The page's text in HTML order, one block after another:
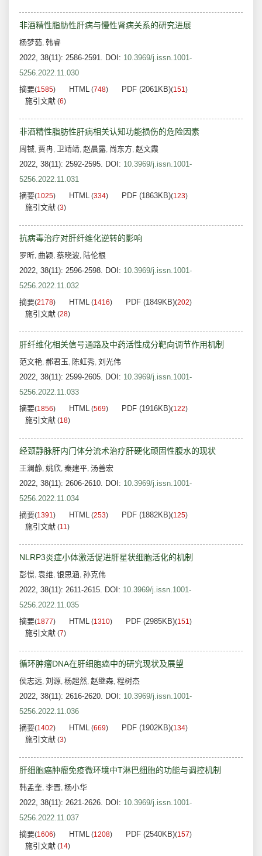
非酒精性脂肪性肝病与慢性肾病关系的研究进展
杨梦茹, 韩睿
2022, 38(11): 2586-2591. DOI: 10.3969/j.issn.1001-
5256.2022.11.030
摘要(1585) HTML (748) PDF (2061KB)(151)
施引文献 (6)
非酒精性脂肪性肝病相关认知功能损伤的危险因素
周铖, 贾冉, 卫靖靖, 赵晨露, 尚东方, 赵文霞
2022, 38(11): 2592-2595. DOI: 10.3969/j.issn.1001-
5256.2022.11.031
摘要(1025) HTML (334) PDF (1863KB)(123)
施引文献 (3)
抗病毒治疗对肝纤维化逆转的影响
罗昕, 曲颖, 蔡晓波, 陆伦根
2022, 38(11): 2596-2598. DOI: 10.3969/j.issn.1001-
5256.2022.11.032
摘要(2178) HTML (1416) PDF (1849KB)(202)
施引文献 (28)
肝纤维化相关信号通路及中药活性成分靶向调节作用机制
范文艳, 郝君玉, 陈虹秀, 刘光伟
2022, 38(11): 2599-2605. DOI: 10.3969/j.issn.1001-
5256.2022.11.033
摘要(1856) HTML (569) PDF (1916KB)(122)
施引文献 (18)
经颈静脉肝内门体分流术治疗肝硬化顽固性腹水的现状
王澜静, 姚欣, 秦建平, 汤善宏
2022, 38(11): 2606-2610. DOI: 10.3969/j.issn.1001-
5256.2022.11.034
摘要(1391) HTML (253) PDF (1882KB)(125)
施引文献 (11)
NLRP3炎症小体激活促进肝星状细胞活化的机制
彭憬, 袁维, 银思涵, 孙克伟
2022, 38(11): 2611-2615. DOI: 10.3969/j.issn.1001-
5256.2022.11.035
摘要(1877) HTML (1310) PDF (2985KB)(151)
施引文献 (7)
循环肿瘤DNA在肝细胞癌中的研究现状及展望
侯志远, 刘源, 杨超然, 赵继森, 程树杰
2022, 38(11): 2616-2620. DOI: 10.3969/j.issn.1001-
5256.2022.11.036
摘要(1402) HTML (669) PDF (1902KB)(134)
施引文献 (3)
肝细胞癌肿瘤免疫微环境中T淋巴细胞的功能与调控机制
韩孟奎, 李晋, 杨小华
2022, 38(11): 2621-2626. DOI: 10.3969/j.issn.1001-
5256.2022.11.037
摘要(1606) HTML (1208) PDF (2540KB)(157)
施引文献 (14)